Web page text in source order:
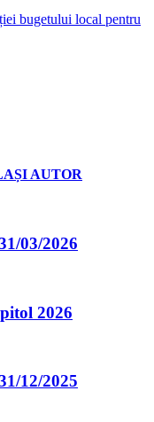
bugetului local pentru
AUTOR
03/2026
2026
12/2025